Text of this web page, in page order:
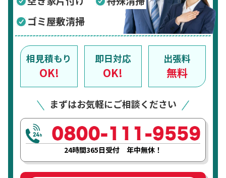
ゴミ屋敷清掃
相見積もり
OK!
即日対応
OK!
出張料
無料
まずはお気軽にご相談ください
24時間365日受付 年中無休！